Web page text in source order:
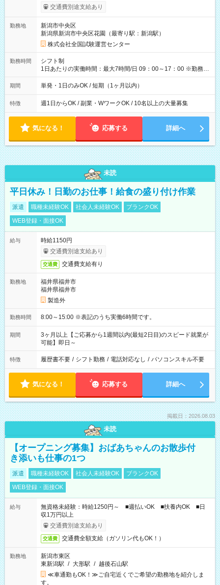
※勤務回数により昇給あり 【即給（前払い）オプションあ
り！】 希望される場合、勤務から1週間ほどで給与の一部を受け
例】 ・河合塾模擬試験 8:30～17:30（休憩1時間） 時給1,300円
×8時間＝日収10,400円＋交通費 ※当日の役割により時給＋100
円の場合あり ・国家試験 7:00～13:30（休憩なし） 時給1,300
円（役割手当＋100円）×6時間＝日収8,400円＋交通費 【試用期
間】試用期間なし
交通費別途支給あり
勤務地
新潟市中央区
新潟県新潟市中央区花園（最寄り駅：新潟駅）
株式会社全国試験運営センター
勤務時間
シフト制
1日あたりの実働時間：最大7時間/日 09：00～17：00 ※勤務時
間は 試験により異なります。
期間 単発・1日のみOK / 短期（1ヶ月以内）
特徴 週1日からOK / 副業・WワークOK / 10名以上の大量募集
気になる！ 応募する 詳細へ
未読
平日休み！日勤のお仕事！給食の盛り付け作業
派遣 職種未経験OK 社会人未経験OK
ブランクOK
WEB登録・面接OK
給与
時給1150円
交通費別途支給あり
交通費 交通費支給有り
勤務地
福井県福井市
福井県福井市
製造外
勤務時間 8:00～15:00 ※表記のうち実働6時間です。
期間
3ヶ月以上【ご応募から1週間以内(最短2日目)のスピード就業が
可能】即日～
特徴 履歴書不要 / シフト勤務 / 電話対応なし / パソコンスキル不要
気になる！ 応募する 詳細へ
掲載日：2026.08.03
未読
【オープニング募集】おばあちゃんのお散歩付
き添いも仕事の1つ
派遣 職種未経験OK 社会人未経験OK
ブランクOK
WEB登録・面接OK
給与
無資格未経験：時給1250円～ ■週払いOK ■扶養内OK ■日
収1万円以上
交通費別途支給あり
交通費 交通費全額支給（ガソリン代もOK！）
勤務地
新潟市東区
東新潟駅 / 大形駅 / 越後石山駅
≪車通勤もOK！≫ご自宅近くでご希望の勤務地を紹介しま
す。